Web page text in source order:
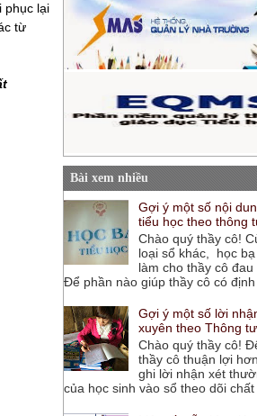
phục lại
từ
Bài xem nhiều
Gợi ý một số nội
tiểu học theo thông
Chào quý thầy cô!
loại sổ khác, học
làm cho thầy cô đau
Để phần nào giúp thầy cô có định
Gợi ý một số lời
xuyên theo Thông
Chào quý thầy cô!
thầy cô thuận lợi
ghi lời nhận xét
của học sinh vào sổ theo dõi chất